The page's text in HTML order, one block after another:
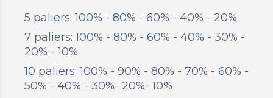
5 paliers: 100% - 80% - 60% - 40% - 20%
7 paliers: 100% - 80% - 60% - 40% - 30% -
20% - 10%
10 paliers: 100% - 90% - 80% - 70% - 60% -
50% - 40% - 30%- 20%- 10%